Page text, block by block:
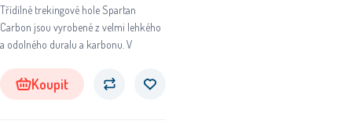
Třídílné trekingové hole Spartan
Carbon jsou vyrobené z velmi lehkého
a odolného duralu a karbonu. V
Koupit